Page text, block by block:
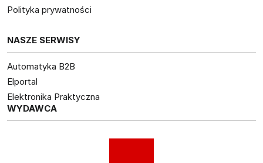
Polityka prywatności
NASZE SERWISY
Automatyka B2B
Elportal
Elektronika Praktyczna
WYDAWCA